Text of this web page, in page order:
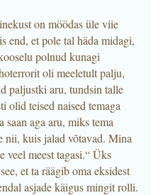
on möödas üle viie
end, et pole tal häda midagi,
polnud kunagi
oli meeletult palju,
paljustki aru, tundsin talle
olid teised naised temaga
aga aru, miks tema
nii, kuis jalad võtavad. Mina
veel meest tagasi.“ Üks
et ta räägib oma eksidest
asjade käigus mingit rolli.